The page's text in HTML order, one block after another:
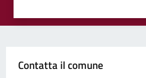
Contatta il comune